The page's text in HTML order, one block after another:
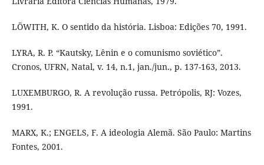
LÖWITH, K. O sentido da história. Lisboa: Edições 70, 1991.
LYRA, R. P. “Kautsky, Lênin e o comunismo soviético”.
Cronos, UFRN, Natal, v. 14, n.1, jan./jun., p. 137-163, 2013.
LUXEMBURGO, R. A revolução russa. Petrópolis, RJ: Vozes,
1991.
MARX, K.; ENGELS, F. A ideologia Alemã. São Paulo: Martins
Fontes, 2001.